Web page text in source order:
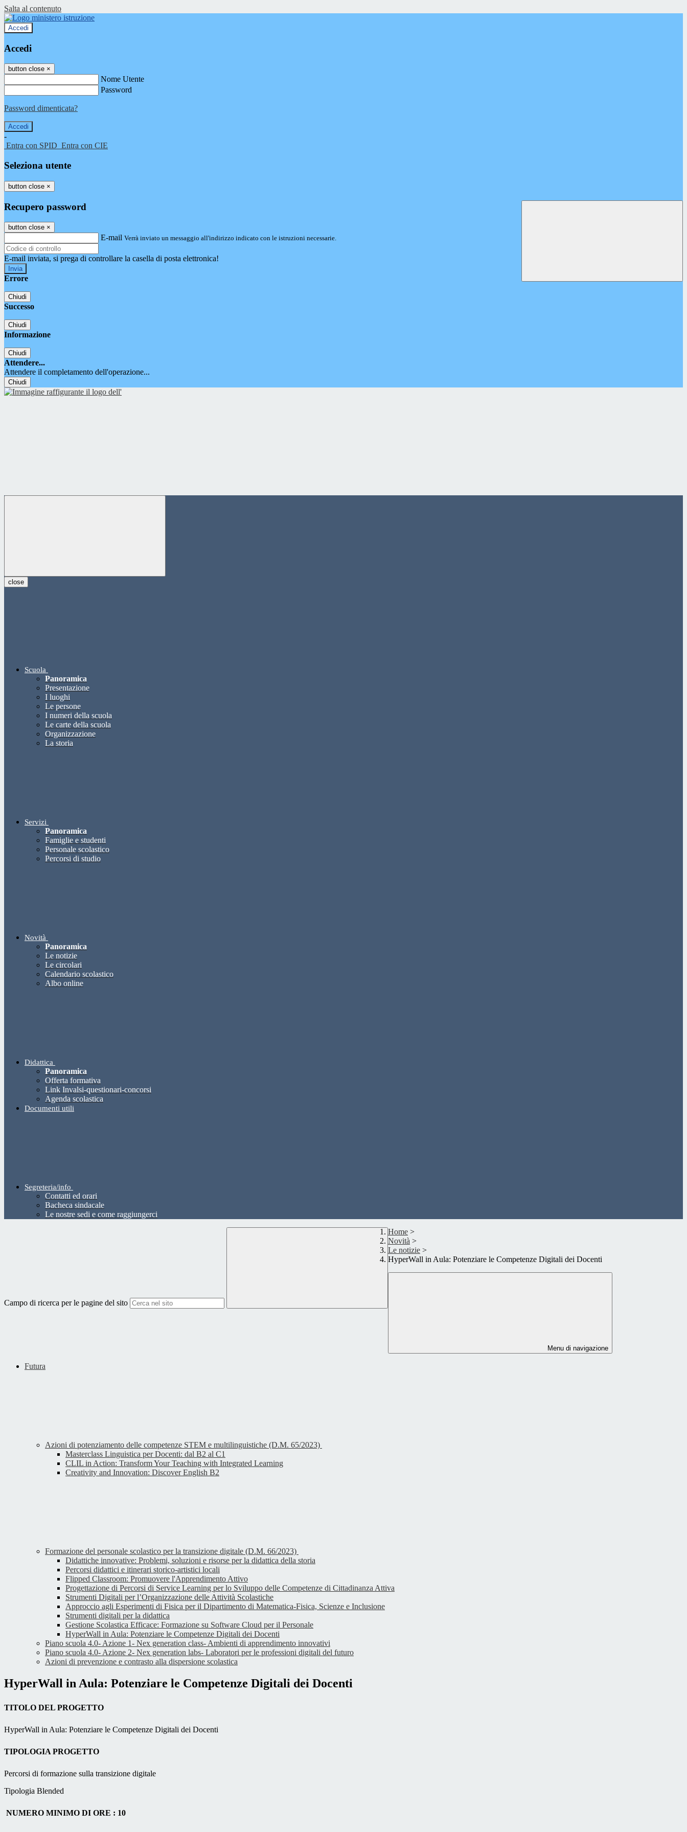
Salta al contenuto
Accedi
Accedi
button close ×
Nome Utente
Password
Password dimenticata?
-
Entra con SPID Entra con CIE
Seleziona utente
button close ×
Recupero password
button close ×
E-mail Verrà inviato un messaggio all'indirizzo indicato con le istruzioni necessarie.
E-mail inviata, si prega di controllare la casella di posta elettronica!
Errore
Chiudi
Successo
Chiudi
Informazione
Chiudi
Attendere...
Attendere il completamento dell'operazione...
Chiudi
close
Scuola
Panoramica
Presentazione
I luoghi
Le persone
I numeri della scuola
Le carte della scuola
Organizzazione
La storia
Servizi
Panoramica
Famiglie e studenti
Personale scolastico
Percorsi di studio
Novità
Panoramica
Le notizie
Le circolari
Calendario scolastico
Albo online
Didattica
Panoramica
Offerta formativa
Link Invalsi-questionari-concorsi
Agenda scolastica
Documenti utili
Segreteria/info
Contatti ed orari
Bacheca sindacale
Le nostre sedi e come raggiungerci
Campo di ricerca per le pagine del sito
Home >
Novità >
Le notizie >
HyperWall in Aula: Potenziare le Competenze Digitali dei Docenti
Menu di navigazione
Futura
Azioni di potenziamento delle competenze STEM e multilinguistiche (D.M. 65/2023)
Masterclass Linguistica per Docenti: dal B2 al C1
CLIL in Action: Transform Your Teaching with Integrated Learning
Creativity and Innovation: Discover English B2
Formazione del personale scolastico per la transizione digitale (D.M. 66/2023)
Didattiche innovative: Problemi, soluzioni e risorse per la didattica della storia
Percorsi didattici e itinerari storico-artistici locali
Flipped Classroom: Promuovere l'Apprendimento Attivo
Progettazione di Percorsi di Service Learning per lo Sviluppo delle Competenze di Cittadinanza Attiva
Strumenti Digitali per l’Organizzazione delle Attività Scolastiche
Approccio agli Esperimenti di Fisica per il Dipartimento di Matematica-Fisica, Scienze e Inclusione
Strumenti digitali per la didattica
Gestione Scolastica Efficace: Formazione su Software Cloud per il Personale
HyperWall in Aula: Potenziare le Competenze Digitali dei Docenti
Piano scuola 4.0- Azione 1- Nex generation class- Ambienti di apprendimento innovativi
Piano scuola 4.0- Azione 2- Nex generation labs- Laboratori per le professioni digitali del futuro
Azioni di prevenzione e contrasto alla dispersione scolastica
HyperWall in Aula: Potenziare le Competenze Digitali dei Docenti
TITOLO DEL PROGETTO
HyperWall in Aula: Potenziare le Competenze Digitali dei Docenti
TIPOLOGIA PROGETTO
Percorsi di formazione sulla transizione digitale
Tipologia Blended
NUMERO MINIMO DI ORE : 10